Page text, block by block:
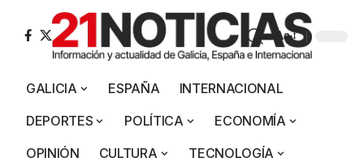
Aa
GALICIA ESPAÑA
INTERNACIONAL
DEPORTES
POLÍTICA
ECONOMÍA
OPINIÓN
CULTURA
TECNOLOGÍA